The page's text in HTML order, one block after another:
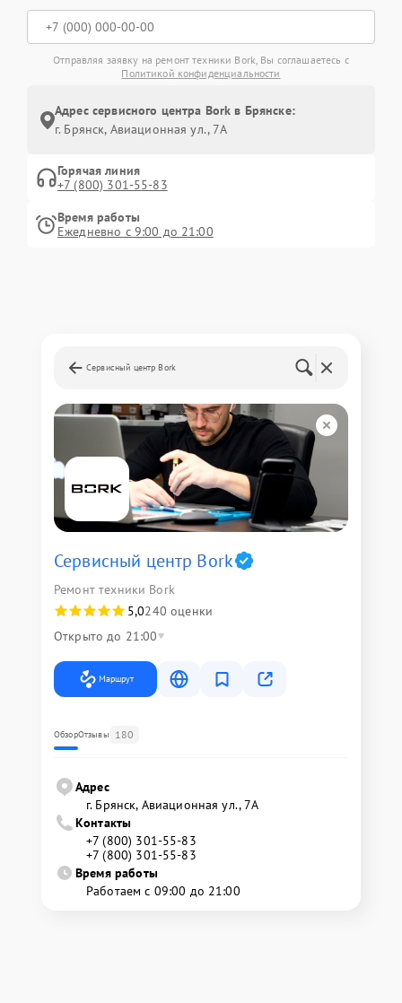
Отправляя заявку на ремонт техники Bork, Вы соглашаетесь с
Политикой конфиденциальности
Адрес сервисного центра Bork в Брянске:
г. Брянск, Авиационная ул., 7А
Горячая линия
+7 (800) 301-55-83
Время работы
Ежедневно с 9:00 до 21:00
Сервисный центр Bork
Сервисный центр Bork
Ремонт техники Bork
5,0240 оценки
Открыто до 21:00
Маршрут
ОбзорОтзывы 180
Адрес
г. Брянск, Авиационная ул., 7А
Контакты
+7 (800) 301-55-83
+7 (800) 301-55-83
Время работы
Работаем с 09:00 до 21:00